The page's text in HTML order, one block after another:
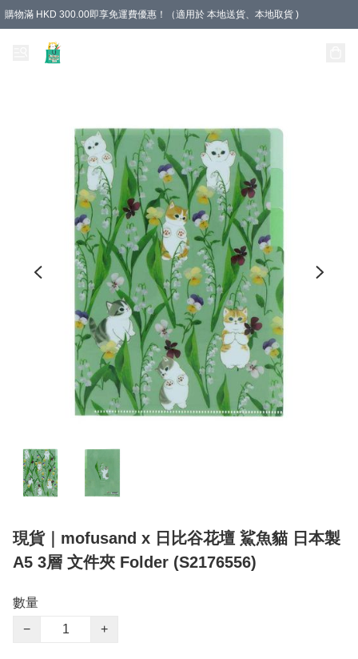
購物滿 HKD 300.00即享免運費優惠！（適用於 本地送貨、本地取貨 )
現貨｜mofusand x 日比谷花壇 鯊魚貓 日本製
A5 3層 文件夾 Folder (S2176556)
數量
−
+